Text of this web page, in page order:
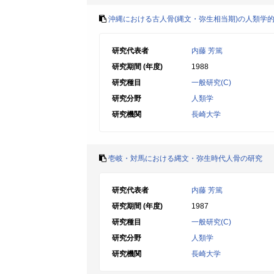
沖縄における古人骨(縄文・弥生相当期)の人類学
研究代表者
内藤 芳篤
研究期間 (年度)
1988
研究種目
一般研究(C)
研究分野
人類学
研究機関
長崎大学
壱岐・対馬における縄文・弥生時代人骨の研究
研究代表者
内藤 芳篤
研究期間 (年度)
1987
研究種目
一般研究(C)
研究分野
人類学
研究機関
長崎大学